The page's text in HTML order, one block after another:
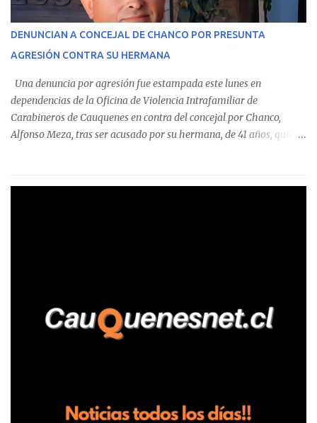
operaciones. Asimismo, se precisa que uno de los casos
corresponde a un funcionario de la Municipalidad de Chanco,
detectaron incumplimientos a la normativa vigente. El informe
precisa que la mayor cantidad de dinero apostado se registró en
Talca, donde...
DENUNCIAN A CONCEJAL DE CHANCO POR PRESUNTA
AGRESIÓN CONTRA SU HERMANA
Una denuncia por agresión fue estampada este lunes en
dependencias de la Oficina de Violencia Intrafamiliar de
Carabineros de Cauquenes en contra del concejal por Chanco,
Alfonso Meza, tras ser acusado por su hermana, de 41 años, quien
relató que los hechos ocurrieron cerca de las 11:30 horas en el
trabajadores, el edil descendió del vehículo y, en medio de la
confrontación, la habría tomado de los hombros, empujado al
suelo y agredido con golpes de pies y manos, mientr...